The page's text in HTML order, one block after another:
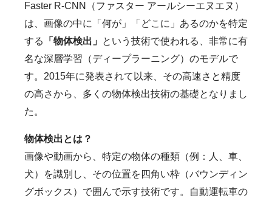
Faster R-CNN（ファスター アールシーエヌエヌ）
は、画像の中に「何が」「どこに」あるのかを特定
する
「物体検出」 という技術で使われる、非常に有
名な深層学習（ディープラーニング）のモデルで
す。2015年に発表されて以来、その高速さと精度
の高さから、多くの物体検出技術の基礎となりまし
た。
物体検出とは？
画像や動画から、特定の物体の種類（例：人、車、
犬）を識別し、その位置を四角い枠（バウンディン
グボックス）で囲んで示す技術です。自動運転車の